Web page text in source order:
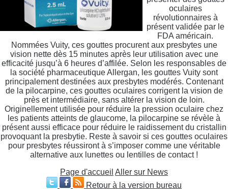
oculaires
révolutionnaires à
présent validée par le
FDA américain.
Nommées Vuity, ces gouttes procurent aux presbytes une
vision nette dès 15 minutes après leur utilisation avec une
efficacité jusqu’à 6 heures d’affilée. Selon les responsables de
la société pharmaceutique Allergan, les gouttes Vuity sont
principalement destinées aux presbytes modérés. Contenant
de la pilocarpine, ces gouttes oculaires corrigent la vision de
près et intermédiaire, sans altérer la vision de loin.
Originellement utilisée pour réduire la pression oculaire chez
les patients atteints de glaucome, la pilocarpine se révèle à
présent aussi efficace pour réduire le raidissement du cristallin
provoquant la presbytie. Reste à savoir si ces gouttes oculaires
pour presbytes réussiront à s’imposer comme une véritable
alternative aux lunettes ou lentilles de contact !
Page d'accueil Aller sur News
Retour à la version bureau